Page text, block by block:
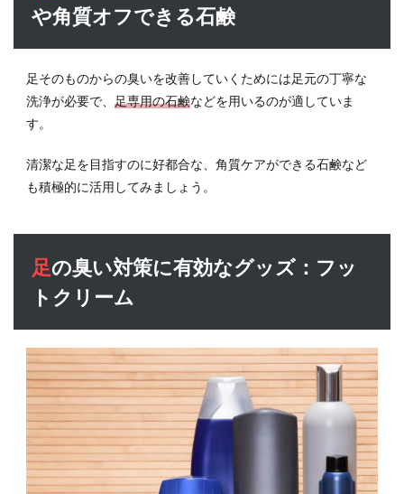
や角質オフできる石鹸
足そのものからの臭いを改善していくためには足元の丁寧な
洗浄が必要で、 足専用の石鹸などを用いるのが適していま
す。
清潔な足を目指すのに好都合な、角質ケアができる石鹸など
も積極的に活用してみましょう。
足の臭い対策に有効なグッズ：フッ
トクリーム